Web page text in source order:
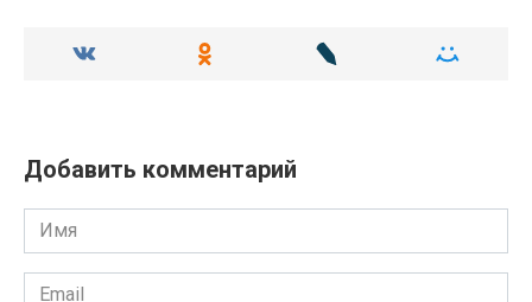
Добавить комментарий
Имя
Email